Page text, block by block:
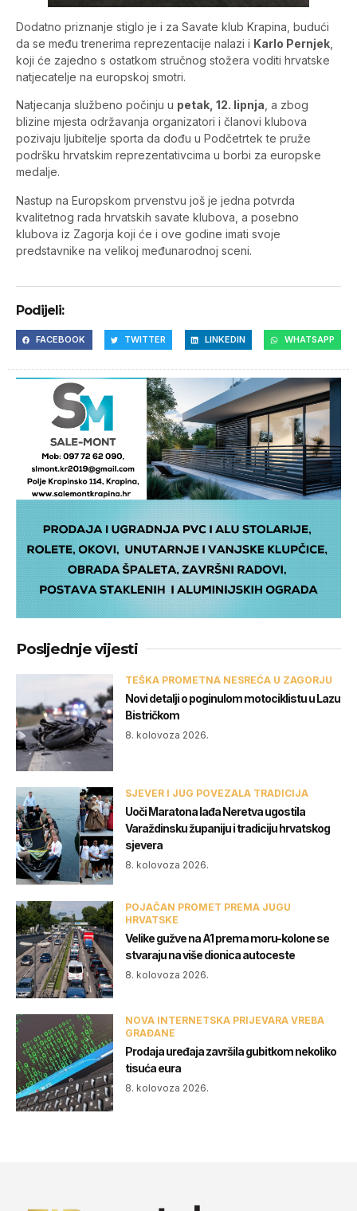
Dodatno priznanje stiglo je i za Savate klub Krapina, budući
da se među trenerima reprezentacije nalazi i Karlo Pernjek
koji će zajedno s ostatkom stručnog stožera voditi hrvatske
natjecatelje na europskoj smotri.
Natjecanja službeno počinju u petak, 12. lipnja, a zbog
blizine mjesta održavanja organizatori i članovi klubova
pozivaju ljubitelje sporta da dođu u Podčetrtek te pruže
podršku hrvatskim reprezentativcima u borbi za europske
medalje.
Nastup na Europskom prvenstvu još je jedna potvrda
kvalitetnog rada hrvatskih savate klubova, a posebno
klubova iz Zagorja koji će i ove godine imati svoje
predstavnike na velikoj međunarodnoj sceni.
Podijeli:
FACEBOOK TWITTER LINKEDIN WHATSAPP
Posljednje vijesti
TEŠKA PROMETNA NESREĆA U ZAGORJU
Novi detalji o poginulom motociklistu u Lazu
Bistričkom
8. kolovoza 2026.
SJEVER I JUG POVEZALA TRADICIJA
Uoči Maratona lađa Neretva ugostila
Varaždinsku županiju i tradiciju hrvatskog
sjevera
8. kolovoza 2026.
POJAČAN PROMET PREMA JUGU
HRVATSKE
Velike gužve na A1 prema moru-kolone se
stvaraju na više dionica autoceste
8. kolovoza 2026.
NOVA INTERNETSKA PRIJEVARA VREBA
GRAĐANE
Prodaja uređaja završila gubitkom nekoliko
tisuća eura
8. kolovoza 2026.